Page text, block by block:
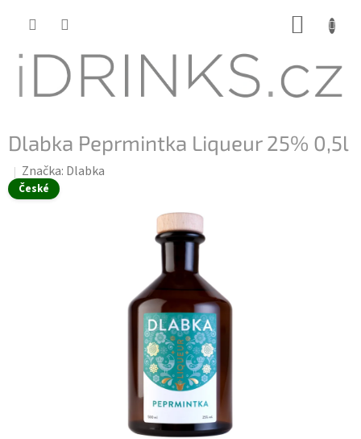
Dlabka Peprmintka Liqueur 25% 0,5l
České
Značka: Dlabka